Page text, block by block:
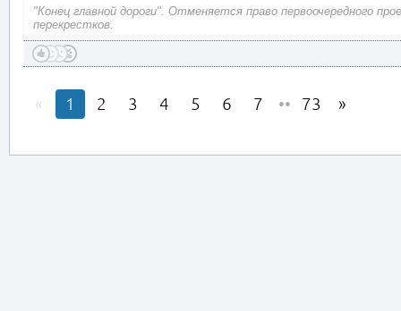
"Конец главной дороги". Отменяется право первоочередного
перекрестков.
1 2 3 4 5 6 7 •• 73